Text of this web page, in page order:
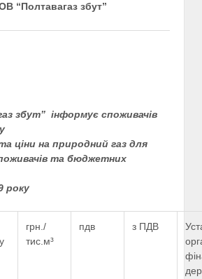
“Полтавагаз збут”
збут” інформує споживачів
ціни на природний газ для
та бюджетних
року
грн./
тис.м³
пдв з ПДВ